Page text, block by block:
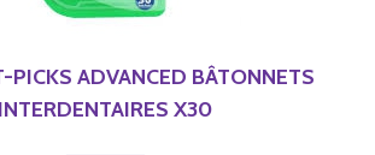
PICKS ADVANCED BÂTONNETS
INTERDENTAIRES X30